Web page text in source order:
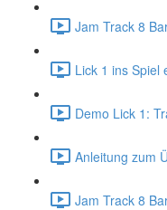
Jam Track 8
Lick 1 ins Spiel
Demo Lick 1:
Anleitung zum
Jam Track 8